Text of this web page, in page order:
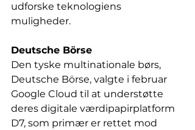
udforske teknologiens
muligheder.
Deutsche Börse
Den tyske multinationale børs,
Deutsche Börse, valgte i februar
Google Cloud til at understøtte
deres digitale værdipapirplatform
D7, som primær er rettet mod